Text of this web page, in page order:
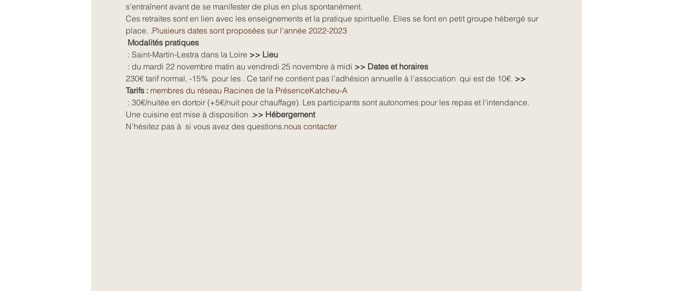
s'entraînent avant de se manifester de plus en plus spontanément.
Ces retraites sont en lien avec les enseignements et la pratique spirituelle. Elles se font en petit groupe hébergé sur
place. .Plusieurs dates sont proposées sur l'année 2022-2023
Modalités pratiques
: Saint-Martin-Lestra dans la Loire >> Lieu
: du mardi 22 novembre matin au vendredi 25 novembre à midi >> Dates et horaires
230€ tarif normal, -15%  pour les . Ce tarif ne contient pas l’adhésion annuelle à l’association qui est de 10€. >>
Tarifs : membres du réseau Racines de la PrésenceKatcheu-A
Une cuisine est mise à disposition .>> Hébergement
N’hésitez pas à si vous avez des questions.nous contacter